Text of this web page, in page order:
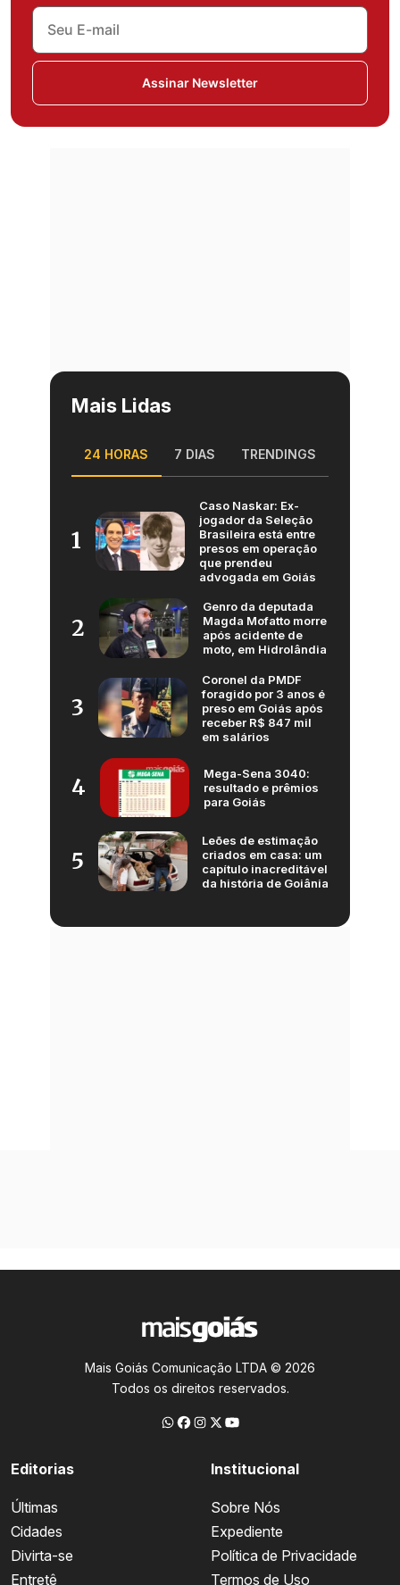
Assinar Newsletter
Mais Lidas
24 HORAS 7 DIAS TRENDINGS
1
Caso Naskar: Ex-
jogador da Seleção
Brasileira está entre
presos em operação
que prendeu
advogada em Goiás
2
Genro da deputada
Magda Mofatto morre
após acidente de
moto, em Hidrolândia
3
Coronel da PMDF
foragido por 3 anos é
preso em Goiás após
receber R$ 847 mil
em salários
4
Mega-Sena 3040:
resultado e prêmios
para Goiás
5
Leões de estimação
criados em casa: um
capítulo inacreditável
da história de Goiânia
Mais Goiás Comunicação LTDA © 2026
Todos os direitos reservados.
Editorias
Últimas
Cidades
Divirta-se
Entretê
Institucional
Sobre Nós
Expediente
Política de Privacidade
Termos de Uso